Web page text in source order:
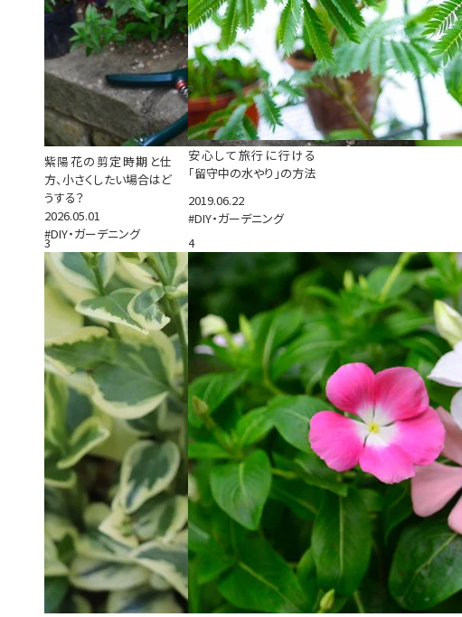
紫陽花の剪定時期と仕
方、小さくしたい場合はど
うする？
2026.05.01
#DIY・ガーデニング
安心して旅行に行ける
「留守中の水やり」の方法
2019.06.22
#DIY・ガーデニング
3
4